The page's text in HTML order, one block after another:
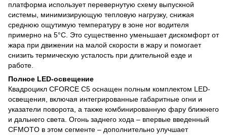
платформа использует перевернутую схему выпускной
системы, минимизирующую тепловую нагрузку, снижая
среднюю ощутимую температуру в зоне ног водителя
примерно на 5°C. Это существенно уменьшает дискомфорт от
жара при движении на малой скорости в жару и помогает
снизить термическую усталость при длительной езде и
работе.
Полное LED-освещение
Квадроцикл CFORCE C5 оснащен полным комплектом LED-
освещения, включая интегрированные габаритные огни и
указатели поворота, а также комбинированную фару ближнего
и дальнего света. Огонь заднего хода – впервые введенный
CFMOTO в этом сегменте – дополнительно улучшает